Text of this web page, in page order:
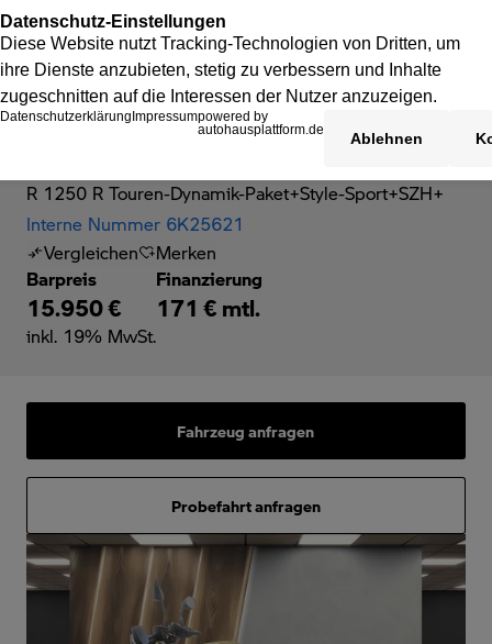
R 1250 R Touren-Dynamik-Paket+Style-Sport+SZH+
Interne Nummer 6K25621
Vergleichen
Merken
Barpreis
15.950 €
inkl. 19% MwSt.
Finanzierung
171 € mtl.
Fahrzeug anfragen
Probefahrt anfragen